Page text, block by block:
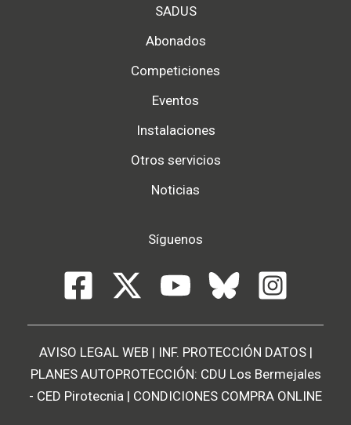
SADUS
Abonados
Competiciones
Eventos
Instalaciones
Otros servicios
Noticias
Síguenos
AVISO LEGAL WEB | INF. PROTECCIÓN DATOS|
PLANES AUTOPROTECCIÓN: CDU Los Bermejales
- CED Pirotecnia | CONDICIONES COMPRA ONLINE